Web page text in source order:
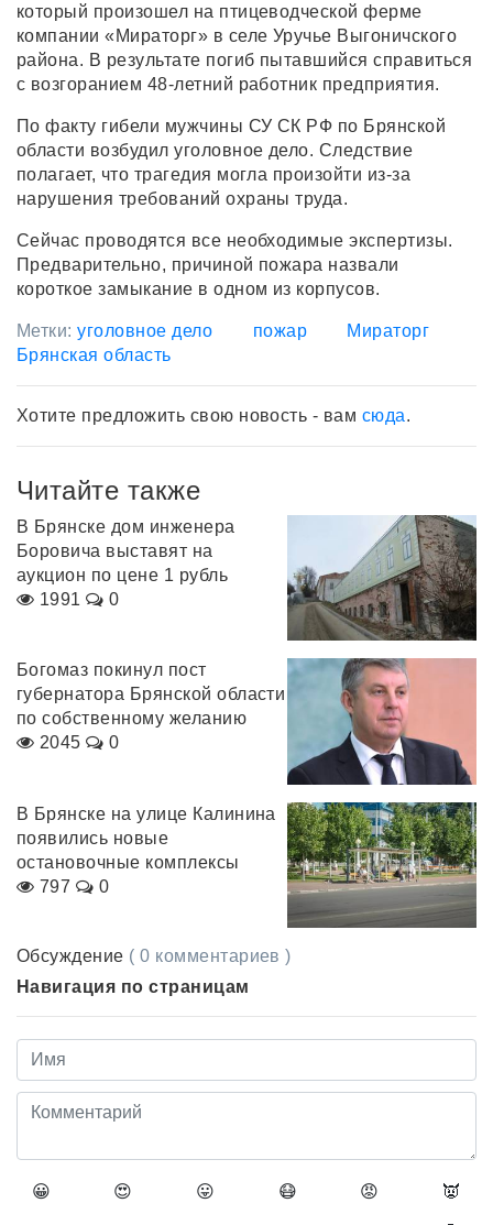
который произошел на птицеводческой ферме
компании «Мираторг» в селе Уручье Выгоничского
района. В результате погиб пытавшийся справиться
с возгоранием 48-летний работник предприятия.
По факту гибели мужчины СУ СК РФ по Брянской
области возбудил уголовное дело. Следствие
полагает, что трагедия могла произойти из-за
нарушения требований охраны труда.
Сейчас проводятся все необходимые экспертизы.
Предварительно, причиной пожара назвали
короткое замыкание в одном из корпусов.
Метки:уголовное дело пожар
Мираторг
Брянская область
Хотите предложить свою новость - вам сюда.
Читайте также
В Брянске дом инженера
Боровича выставят на
аукцион по цене 1 рубль
1991
0
Богомаз покинул пост
губернатора Брянской области
по собственному желанию
2045
0
В Брянске на улице Калинина
появились новые
остановочные комплексы
797
0
Обсуждение ( 0 комментариев )
Навигация по страницам
😀 😍 😛 😷 😡 👿